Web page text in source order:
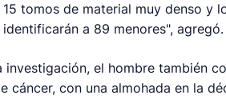
15 tomos de material muy denso y
a 89 menores", agregó.
investigación, el hombre también
cáncer, con una almohada en la